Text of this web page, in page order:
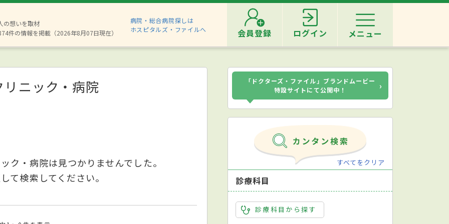
の想いを取材
件の情報を掲載（2026年8月07日現在）
病院・総合病院探しは
ホスピタルズ・ファイルへ
会員登録 ログイン メニュー
リニック・病院
ク・病院は見つかりませんでした。
て検索してください。
「ドクターズ・ファイル」ブランドムービー
特設サイトにて公開中！
›
すべてをクリア
診療科目
診療科目から探す